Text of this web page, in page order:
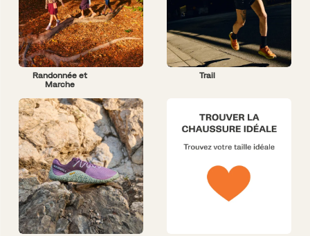
Randonnée et
Marche
Trail